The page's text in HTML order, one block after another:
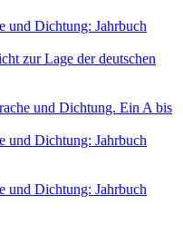
und Dichtung: Jahrbuch
zur Lage der deutschen
und Dichtung. Ein A bis
und Dichtung: Jahrbuch
und Dichtung: Jahrbuch